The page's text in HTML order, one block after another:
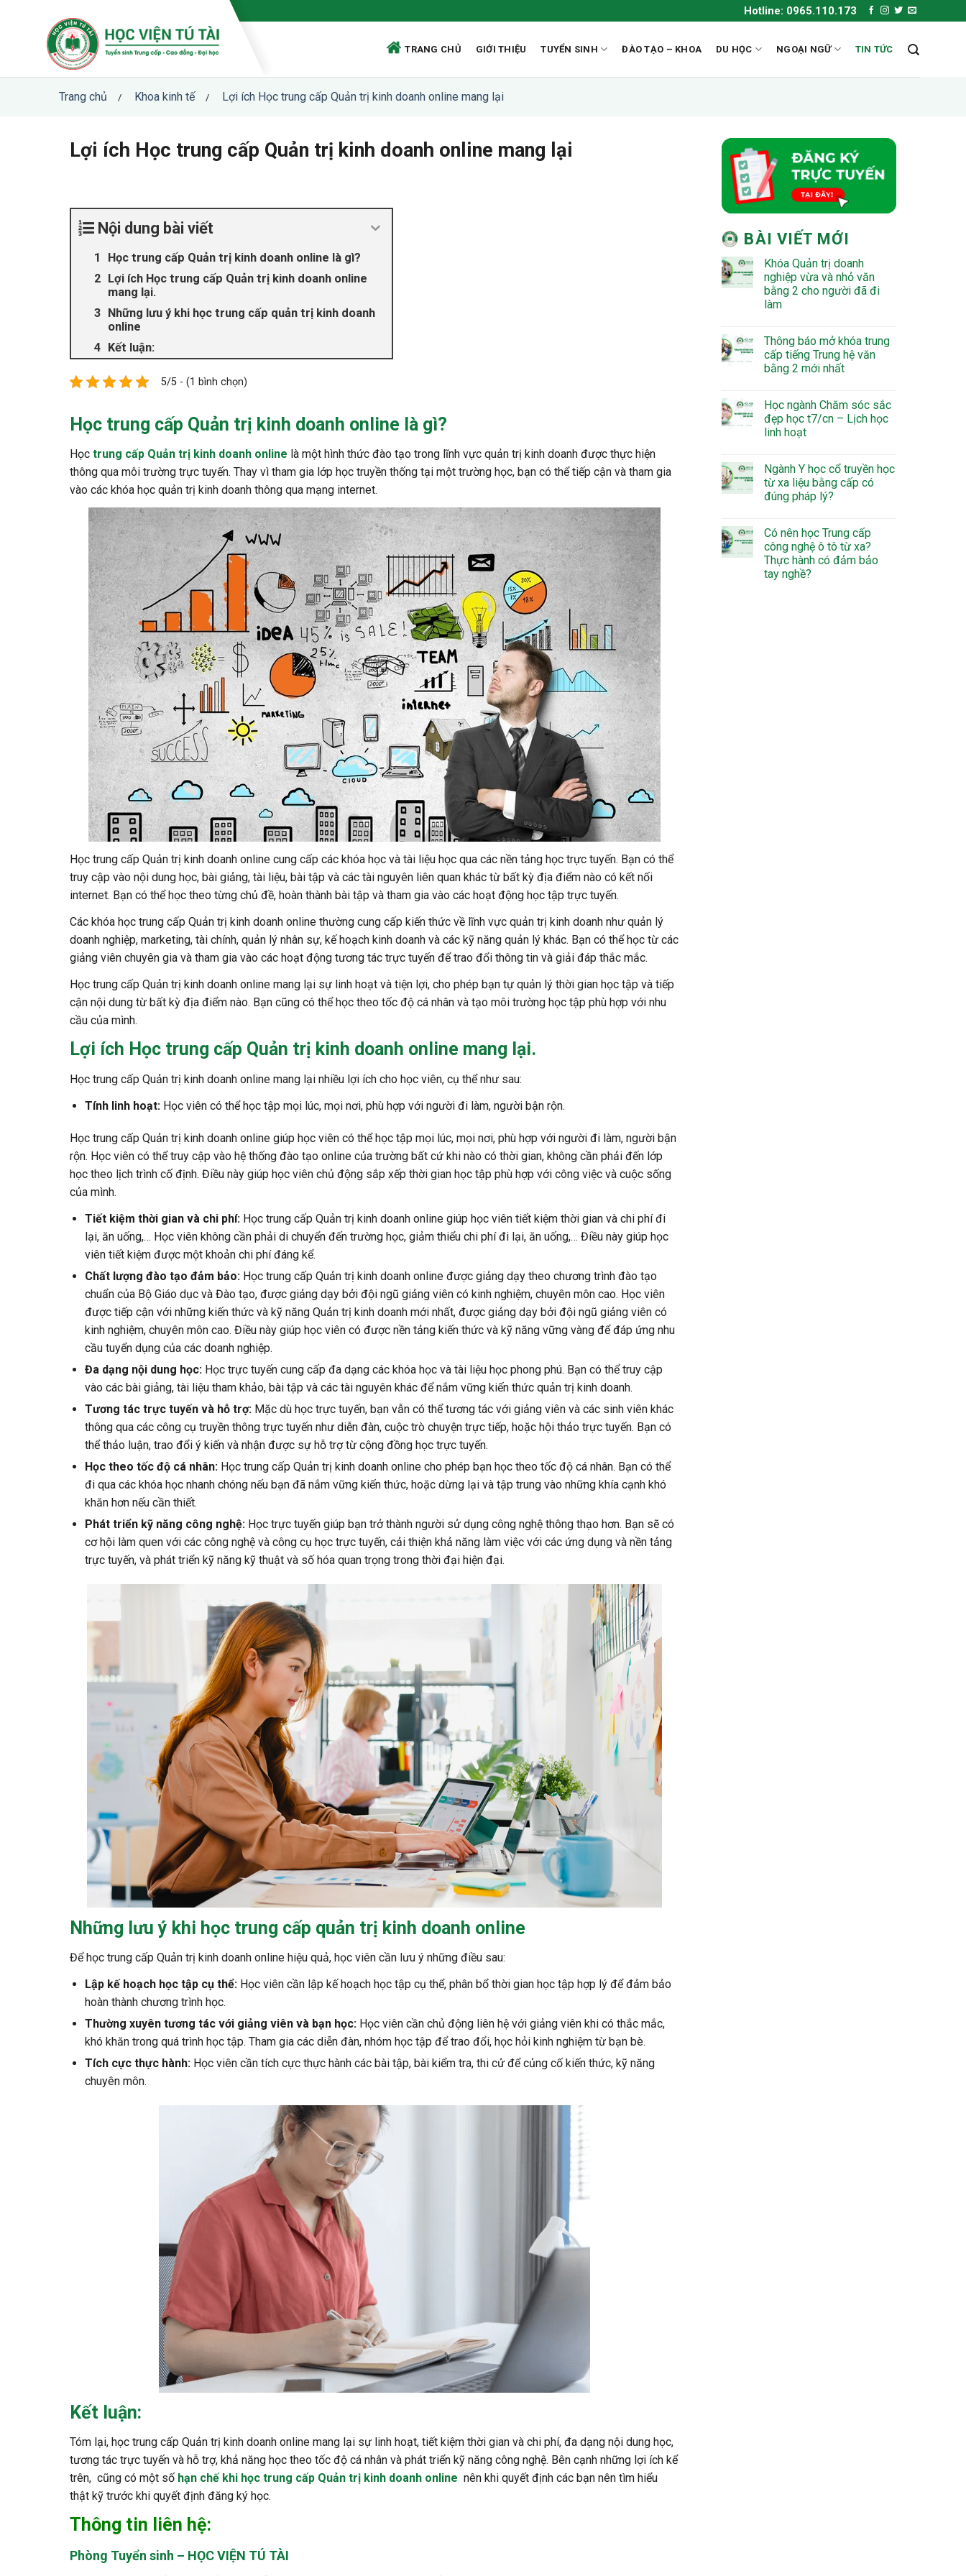
Hotline: 0965.110.173
TRANG CHỦ GIỚI THIỆU TUYỂN SINH ĐÀO TẠO – KHOA DU HỌC NGOẠI NGỮ TIN TỨC
Trang chủ / Khoa kinh tế / Lợi ích Học trung cấp Quản trị kinh doanh online mang lại
Lợi ích Học trung cấp Quản trị kinh doanh online mang lại
Nội dung bài viết
Học trung cấp Quản trị kinh doanh online là gì?
Lợi ích Học trung cấp Quản trị kinh doanh online
mang lại.
Những lưu ý khi học trung cấp quản trị kinh doanh
online
Kết luận:
5/5 - (1 bình chọn)
Học trung cấp Quản trị kinh doanh online là gì?
Họctrung cấp Quản trị kinh doanh online là một hình thức đào tạo trong lĩnh vực quản trị kinh doanh được thực hiện
thông qua môi trường trực tuyến. Thay vì tham gia lớp học truyền thống tại một trường học, bạn có thể tiếp cận và tham gia
vào các khóa học quản trị kinh doanh thông qua mạng internet.
Học trung cấp Quản trị kinh doanh online cung cấp các khóa học và tài liệu học qua các nền tảng học trực tuyến. Bạn có thể
truy cập vào nội dung học, bài giảng, tài liệu, bài tập và các tài nguyên liên quan khác từ bất kỳ địa điểm nào có kết nối
internet. Bạn có thể học theo từng chủ đề, hoàn thành bài tập và tham gia vào các hoạt động học tập trực tuyến.
Các khóa học trung cấp Quản trị kinh doanh online thường cung cấp kiến thức về lĩnh vực quản trị kinh doanh như quản lý
doanh nghiệp, marketing, tài chính, quản lý nhân sự, kế hoạch kinh doanh và các kỹ năng quản lý khác. Bạn có thể học từ các
giảng viên chuyên gia và tham gia vào các hoạt động tương tác trực tuyến để trao đổi thông tin và giải đáp thắc mắc.
Học trung cấp Quản trị kinh doanh online mang lại sự linh hoạt và tiện lợi, cho phép bạn tự quản lý thời gian học tập và tiếp
cận nội dung từ bất kỳ địa điểm nào. Bạn cũng có thể học theo tốc độ cá nhân và tạo môi trường học tập phù hợp với nhu
cầu của mình.
Lợi ích Học trung cấp Quản trị kinh doanh online mang lại.
Học trung cấp Quản trị kinh doanh online mang lại nhiều lợi ích cho học viên, cụ thể như sau:
Tính linh hoạt:Học viên có thể học tập mọi lúc, mọi nơi, phù hợp với người đi làm, người bận rộn.
Học trung cấp Quản trị kinh doanh online giúp học viên có thể học tập mọi lúc, mọi nơi, phù hợp với người đi làm, người bận
rộn. Học viên có thể truy cập vào hệ thống đào tạo online của trường bất cứ khi nào có thời gian, không cần phải đến lớp
học theo lịch trình cố định. Điều này giúp học viên chủ động sắp xếp thời gian học tập phù hợp với công việc và cuộc sống
của mình.
Tiết kiệm thời gian và chi phí:Học trung cấp Quản trị kinh doanh online giúp học viên tiết kiệm thời gian và chi phí đi
lại, ăn uống,… Học viên không cần phải di chuyển đến trường học, giảm thiểu chi phí đi lại, ăn uống,… Điều này giúp học
viên tiết kiệm được một khoản chi phí đáng kể.
Chất lượng đào tạo đảm bảo:Học trung cấp Quản trị kinh doanh online được giảng dạy theo chương trình đào tạo
chuẩn của Bộ Giáo dục và Đào tạo, được giảng dạy bởi đội ngũ giảng viên có kinh nghiệm, chuyên môn cao. Học viên
được tiếp cận với những kiến thức và kỹ năng Quản trị kinh doanh mới nhất, được giảng dạy bởi đội ngũ giảng viên có
kinh nghiệm, chuyên môn cao. Điều này giúp học viên có được nền tảng kiến thức và kỹ năng vững vàng để đáp ứng nhu
cầu tuyển dụng của các doanh nghiệp.
Đa dạng nội dung học:Học trực tuyến cung cấp đa dạng các khóa học và tài liệu học phong phú. Bạn có thể truy cập
vào các bài giảng, tài liệu tham khảo, bài tập và các tài nguyên khác để nắm vững kiến thức quản trị kinh doanh.
Tương tác trực tuyến và hỗ trợ:Mặc dù học trực tuyến, bạn vẫn có thể tương tác với giảng viên và các sinh viên khác
thông qua các công cụ truyền thông trực tuyến như diễn đàn, cuộc trò chuyện trực tiếp, hoặc hội thảo trực tuyến. Bạn có
thể thảo luận, trao đổi ý kiến và nhận được sự hỗ trợ từ cộng đồng học trực tuyến.
Học theo tốc độ cá nhân:Học trung cấp Quản trị kinh doanh online cho phép bạn học theo tốc độ cá nhân. Bạn có thể
đi qua các khóa học nhanh chóng nếu bạn đã nắm vững kiến thức, hoặc dừng lại và tập trung vào những khía cạnh khó
khăn hơn nếu cần thiết.
Phát triển kỹ năng công nghệ:Học trực tuyến giúp bạn trở thành người sử dụng công nghệ thông thạo hơn. Bạn sẽ có
cơ hội làm quen với các công nghệ và công cụ học trực tuyến, cải thiện khả năng làm việc với các ứng dụng và nền tảng
trực tuyến, và phát triển kỹ năng kỹ thuật và số hóa quan trọng trong thời đại hiện đại.
Những lưu ý khi học trung cấp quản trị kinh doanh online
Để học trung cấp Quản trị kinh doanh online hiệu quả, học viên cần lưu ý những điều sau:
Lập kế hoạch học tập cụ thể:Học viên cần lập kế hoạch học tập cụ thể, phân bổ thời gian học tập hợp lý để đảm bảo
hoàn thành chương trình học.
Thường xuyên tương tác với giảng viên và bạn học:Học viên cần chủ động liên hệ với giảng viên khi có thắc mắc,
khó khăn trong quá trình học tập. Tham gia các diễn đàn, nhóm học tập để trao đổi, học hỏi kinh nghiệm từ bạn bè.
Tích cực thực hành:Học viên cần tích cực thực hành các bài tập, bài kiểm tra, thi cử để củng cố kiến thức, kỹ năng
chuyên môn.
Kết luận:
Tóm lại, học trung cấp Quản trị kinh doanh online mang lại sự linh hoạt, tiết kiệm thời gian và chi phí, đa dạng nội dung học,
tương tác trực tuyến và hỗ trợ, khả năng học theo tốc độ cá nhân và phát triển kỹ năng công nghệ. Bên cạnh những lợi ích kể
trên, cũng có một số hạn chế khi học trung cấp Quản trị kinh doanh online nên khi quyết định các bạn nên tìm hiểu
thật kỹ trước khi quyết định đăng ký học.
Thông tin liên hệ:
Phòng Tuyển sinh – HỌC VIỆN TÚ TÀI
BÀI VIẾT MỚI
Khóa Quản trị doanh
nghiệp vừa và nhỏ văn
bằng 2 cho người đã đi
làm
Thông báo mở khóa trung
cấp tiếng Trung hệ văn
bằng 2 mới nhất
Học ngành Chăm sóc sắc
đẹp học t7/cn – Lịch học
linh hoạt
Ngành Y học cổ truyền học
từ xa liệu bằng cấp có
đúng pháp lý?
Có nên học Trung cấp
công nghệ ô tô từ xa?
Thực hành có đảm bảo
tay nghề?